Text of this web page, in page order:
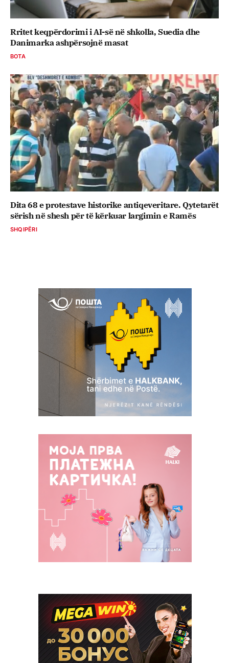
Rritet keqpërdorimi i AI-së në shkolla, Suedia dhe
Danimarka ashpërsojnë masat
BOTA
Dita 68 e protestave historike antiqeveritare. Qytetarët
sërish në shesh për të kërkuar largimin e Ramës
SHQIPËRI